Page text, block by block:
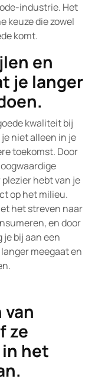
industrie. Het
keuze die zowel
komt.
en
je langer
kwaliteit bij
niet alleen in je
toekomst. Door
hebt van je
op het milieu.
het streven naar
en door
bij aan een
meegaat en
ze
het